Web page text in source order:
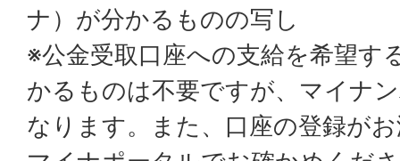
ナ）が分かるものの写し
※公金受取口座への支給を希望す
かるものは不要ですが、マイナ
なります。また、口座の登録が